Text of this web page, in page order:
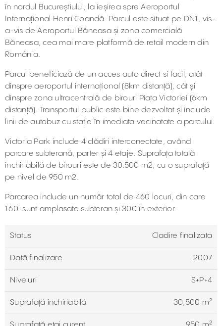
în nordul Bucureștiului, la ieșirea spre Aeroportul
Internațional Henri Coandă. Parcul este situat pe DN1, vis-
a-vis de Aeroportul Băneasa și zona comercială
Băneasa, cea mai mare platformă de retail modern din
România.
Parcul beneficiază de un acces auto direct si facil, atât
dinspre aeroportul internațional (8km distanță), cât și
dinspre zona ultracentrală de birouri Piața Victoriei (6km
distanță). Transportul public este bine dezvoltat și include
linii de autobuz cu stație în imediata vecinatate a parcului.
Victoria Park include 4 clădiri interconectate, având
parcare subterană, parter și 4 etaje. Suprafața totală
închiriabilă de birouri este de 30.500 m2, cu o suprafață
pe nivel de 950 m2.
Parcarea include un număr total de 460 locuri, din care
160 sunt amplasate subteran și 300 în exterior.
Status Cladire finalizata
Dată finalizare 2007
Niveluri S+P+4
Suprafață închiriabilă 30,500 m²